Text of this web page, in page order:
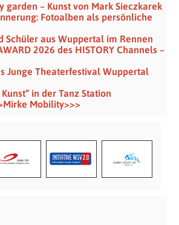
garden – Kunst von Mark Sieczkarek
Fotoalben als persönliche
Schüler aus Wuppertal im Rennen
2026 des HISTORY Channels –
Junge Theaterfestival Wuppertal
in der Tanz Station
Mobility>>>